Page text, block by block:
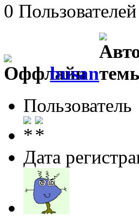
0
busan
Пользователь
Дата